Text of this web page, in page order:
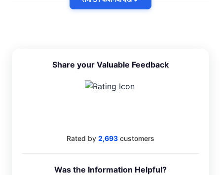
Share your Valuable Feedback
Rated by 2,693 customers
Was the Information Helpful?